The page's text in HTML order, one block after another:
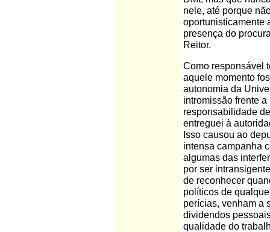
nele, até porque
oportunisticamente
presença do
Reitor.
Como responsável
aquele momento
autonomia da
intromissão frente
responsabilidade
entreguei à
Isso causou ao
intensa campanha
algumas das
por ser
de reconhecer
políticos de
perícias, venham a
dividendos
qualidade do